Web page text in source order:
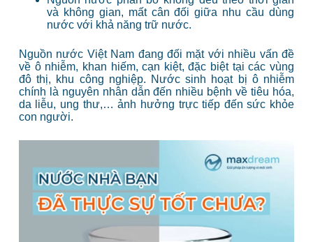
và không gian, mất cân đối giữa nhu cầu dùng
nước với khả năng trữ nước.
Nguồn nước Việt Nam đang đối mặt với nhiều vấn đề
về ô nhiễm, khan hiếm, cạn kiệt, đặc biệt tại các vùng
đô thị, khu công nghiệp. Nước sinh hoạt bị ô nhiễm
chính là nguyên nhân dẫn đến nhiều bệnh về tiêu hóa,
da liễu, ung thư,… ảnh hưởng trực tiếp đến sức khỏe
con người.